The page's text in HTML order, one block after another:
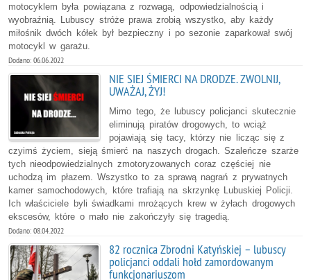
motocyklem była powiązana z rozwagą, odpowiedzialnością i
wyobraźnią. Lubuscy stróże prawa zrobią wszystko, aby każdy
miłośnik dwóch kółek był bezpieczny i po sezonie zaparkował swój
motocykl w garażu.
Dodano: 06.06.2022
NIE SIEJ ŚMIERCI NA DRODZE. ZWOLNIJ,
UWAŻAJ, ŻYJ!
Mimo tego, że lubuscy policjanci skutecznie
eliminują piratów drogowych, to wciąż
pojawiają się tacy, którzy nie licząc się z
czyimś życiem, sieją śmierć na naszych drogach. Szaleńcze szarże
tych nieodpowiedzialnych zmotoryzowanych coraz częściej nie
uchodzą im płazem. Wszystko to za sprawą nagrań z prywatnych
kamer samochodowych, które trafiają na skrzynkę Lubuskiej Policji.
Ich właściciele byli świadkami mrożących krew w żyłach drogowych
ekscesów, które o mało nie zakończyły się tragedią.
Dodano: 08.04.2022
82 rocznica Zbrodni Katyńskiej – lubuscy
policjanci oddali hołd zamordowanym
funkcjonariuszom